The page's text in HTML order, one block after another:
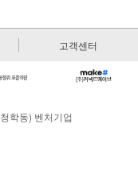
고객센터
학동) 벤처기업